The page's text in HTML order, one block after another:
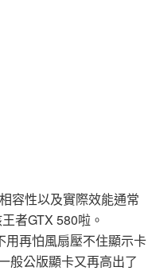
容性以及實際效能通常
者GTX 580啦。
用再怕風扇壓不住顯示卡
般公版顯卡又再高出了